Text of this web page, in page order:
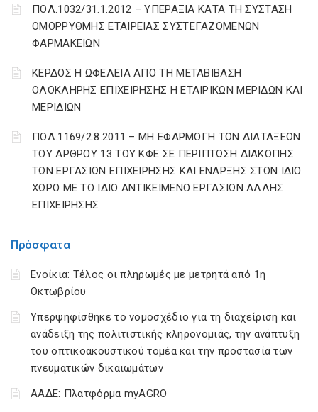
Πρόσφατα
Ενοίκια: Τέλος οι πληρωμές με μετρητά από 1η
Οκτωβρίου
Υπερψηφίσθηκε το νομοσχέδιο για τη διαχείριση και
ανάδειξη της πολιτιστικής κληρονομιάς, την ανάπτυξη
του οπτικοακουστικού τομέα και την προστασία των
πνευματικών δικαιωμάτων
ΑΑΔΕ: Πλατφόρμα myAGRO
ΠΟΛ.1032/31.1.2012 – ΥΠΕΡΑΞΙΑ ΚΑΤΑ ΤΗ ΣΥΣΤΑΣΗ
ΟΜΟΡΡΥΘΜΗΣ ΕΤΑΙΡΕΙΑΣ ΣΥΣΤΕΓΑΖΟΜΕΝΩΝ
ΦΑΡΜΑΚΕΙΩΝ
ΚΕΡΔΟΣ Η ΩΦΕΛΕΙΑ ΑΠΟ ΤΗ ΜΕΤΑΒΙΒΑΣΗ
ΟΛΟΚΛΗΡΗΣ ΕΠΙΧΕΙΡΗΣΗΣ Η ΕΤΑΙΡΙΚΩΝ ΜΕΡΙΔΩΝ ΚΑΙ
ΜΕΡΙΔΙΩΝ
ΠΟΛ.1169/2.8.2011 – ΜΗ ΕΦΑΡΜΟΓΗ ΤΩΝ ΔΙΑΤΑΞΕΩΝ
ΤΟΥ ΑΡΘΡΟΥ 13 ΤΟΥ ΚΦΕ ΣΕ ΠΕΡΙΠΤΩΣΗ ΔΙΑΚΟΠΗΣ
ΤΩΝ ΕΡΓΑΣΙΩΝ ΕΠΙΧΕΙΡΗΣΗΣ ΚΑΙ ΕΝΑΡΞΗΣ ΣΤΟΝ ΙΔΙΟ
ΧΩΡΟ ΜΕ ΤΟ ΙΔΙΟ ΑΝΤΙΚΕΙΜΕΝΟ ΕΡΓΑΣΙΩΝ ΑΛΛΗΣ
ΕΠΙΧΕΙΡΗΣΗΣ